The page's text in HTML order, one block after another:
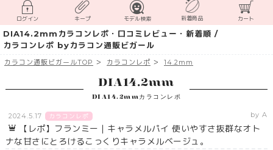
ログイン キープ モデル検索 新着商品 カート
DIA14.2mmカラコンレポ・口コミレビュー・新着順 /
カラコンレポ byカラコン通販ビガール
カラコン通販ビガールTOP カラコンレポ 14.2mm
DIA14.2mm
DIA14.2mmカラコンレポ
2024.5.17 カラコンレポ by A
【レポ】フランミー｜キャラメルパイ 使いやすさ抜群なオト
ナな甘さにとろけるこっくりキャラメルベージュ。